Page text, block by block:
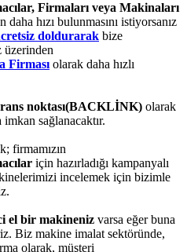
Firmaları veya Makinaları
hızı bulunmasını istiyorsanız
doldurarak bize
üzerinden
Firmasıolarak daha hızlı
noktası(BACKLİNK) olarak
sağlanacaktır.
firmamızın
için hazırladığı kampanyalı
incelemek için bizimle
el bir makineniz varsa eğer buna
Biz makine imalat sektöründe,
olarak, müşteri